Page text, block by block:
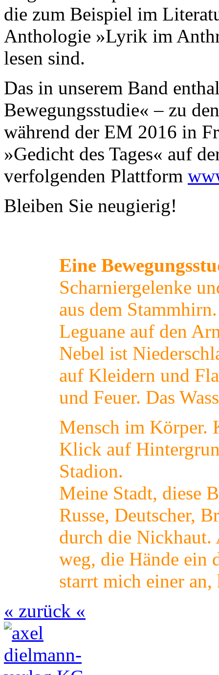
die zum Beispiel im
Anthologie »Lyrik im
lesen sind.
Das in unserem Band
Bewegungsstudie« – zu
während der EM 2016 in
»Gedicht des Tages« auf
verfolgenden Plattform
Bleiben Sie neugierig!
Eine
Scharniergelenke
aus dem
Leguane auf den
Nebel ist
auf Kleidern und
und Feuer. Das
Mensch im Körper.
Klick auf
Stadion.
Meine Stadt, diese
Russe, Deutscher,
durch die
weg, die Hände ein
starrt mich einer
« zurück «